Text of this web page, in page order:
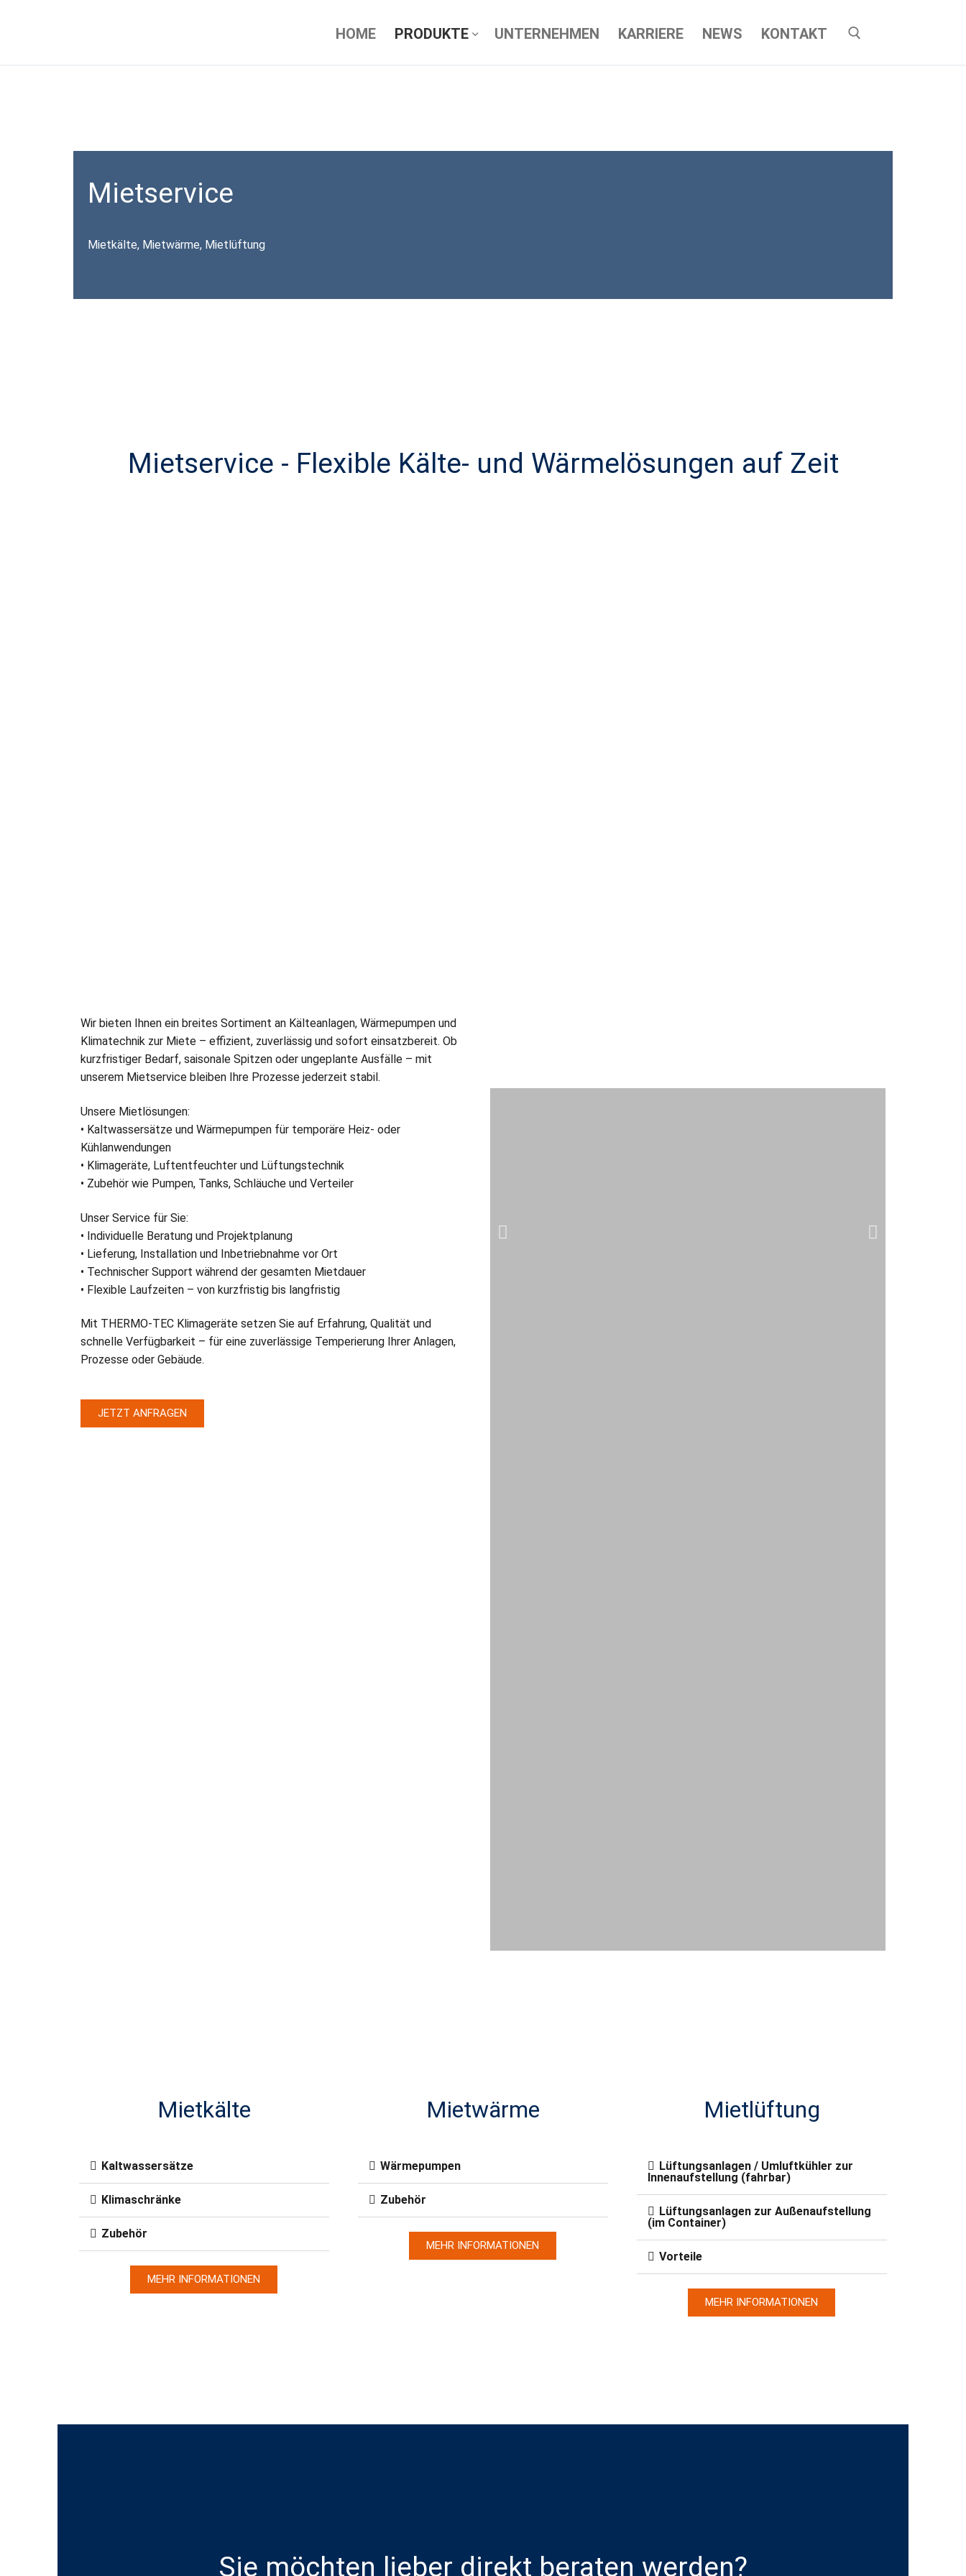
HOME PRODUKTE UNTERNEHMEN KARRIERE NEWS KONTAKT
Mietservice
Mietkälte, Mietwärme, Mietlüftung
Mietservice - Flexible Kälte- und Wärmelösungen auf Zeit​
Wir bieten Ihnen ein breites Sortiment an Kälteanlagen, Wärmepumpen und
Klimatechnik zur Miete – effizient, zuverlässig und sofort einsatzbereit. Ob
kurzfristiger Bedarf, saisonale Spitzen oder ungeplante Ausfälle – mit
unserem Mietservice bleiben Ihre Prozesse jederzeit stabil.
Unsere Mietlösungen:
• Kaltwassersätze und Wärmepumpen für temporäre Heiz- oder
Kühlanwendungen
• Klimageräte, Luftentfeuchter und Lüftungstechnik
• Zubehör wie Pumpen, Tanks, Schläuche und Verteiler
Unser Service für Sie:
• Individuelle Beratung und Projektplanung
• Lieferung, Installation und Inbetriebnahme vor Ort
• Technischer Support während der gesamten Mietdauer
• Flexible Laufzeiten – von kurzfristig bis langfristig
Mit THERMO-TEC Klimageräte setzen Sie auf Erfahrung, Qualität und
schnelle Verfügbarkeit – für eine zuverlässige Temperierung Ihrer Anlagen,
Prozesse oder Gebäude.
JETZT ANFRAGEN
Mietkälte
Kaltwassersätze
Klimaschränke
Zubehör
MEHR INFORMATIONEN
Mietwärme
Wärmepumpen
Zubehör
MEHR INFORMATIONEN
Mietlüftung
Lüftungsanlagen / Umluftkühler zur
Innenaufstellung (fahrbar)
Lüftungsanlagen zur Außenaufstellung
(im Container)
Vorteile
MEHR INFORMATIONEN
Sie möchten lieber direkt beraten werden?